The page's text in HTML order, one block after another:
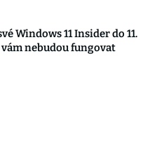
Windows 11 Insider do 11.
vám nebudou fungovat